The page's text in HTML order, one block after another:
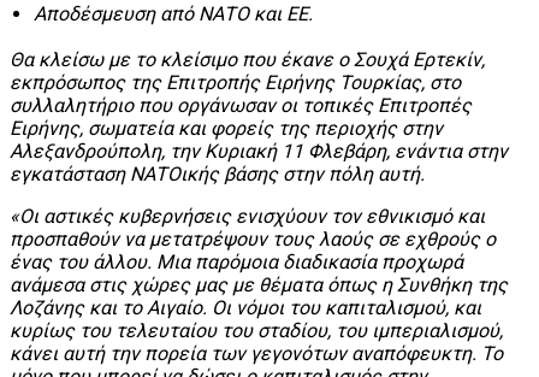
Αποδέσμευση από ΝΑΤΟ και ΕΕ.
Θα κλείσω με το κλείσιμο που έκανε ο Σουχά Ερτεκίν,
εκπρόσωπος της Επιτροπής Ειρήνης Τουρκίας, στο
συλλαλητήριο που οργάνωσαν οι τοπικές Επιτροπές
Ειρήνης, σωματεία και φορείς της περιοχής στην
Αλεξανδρούπολη, την Κυριακή 11 Φλεβάρη, ενάντια στην
εγκατάσταση ΝΑΤΟικής βάσης στην πόλη αυτή.
«Οι αστικές κυβερνήσεις ενισχύουν τον εθνικισμό και
προσπαθούν να μετατρέψουν τους λαούς σε εχθρούς ο
ένας του άλλου. Μια παρόμοια διαδικασία προχωρά
ανάμεσα στις χώρες μας με θέματα όπως η Συνθήκη της
Λοζάνης και το Αιγαίο. Οι νόμοι του καπιταλισμού, και
κυρίως του τελευταίου του σταδίου, του ιμπεριαλισμού,
κάνει αυτή την πορεία των γεγονότων αναπόφευκτη. Το